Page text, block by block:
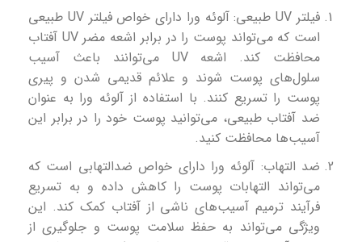
فیلتر UV طبیعی: آلوئه ورا دارای خواص فیلتر UV طبیعی
است که می‌تواند پوست را در برابر اشعه مضر UV آفتاب
محافظت کند. اشعه UV می‌توانند باعث آسیب
سلول‌های پوست شوند و علائم قدیمی شدن و پیری
پوست را تسریع کنند. با استفاده از آلوئه ورا به عنوان
ضد آفتاب طبیعی، می‌توانید پوست خود را در برابر این
آسیب‌ها محافظت کنید.
ضد التهاب: آلوئه ورا دارای خواص ضدالتهابی است که
می‌تواند التهابات پوست را کاهش داده و به تسریع
فرآیند ترمیم آسیب‌های ناشی از آفتاب کمک کند. این
ویژگی می‌تواند به حفظ سلامت پوست و جلوگیری از